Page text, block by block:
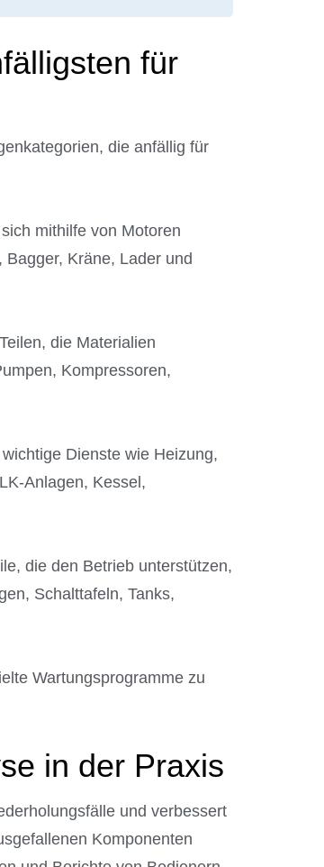
für
die anfällig für
mithilfe von Motoren
Kräne, Lader und
die Materialien
Kompressoren,
Dienste wie Heizung,
Anlagen, Kessel,
die den Betrieb unterstützen,
Schalttafeln, Tanks,
Wartungsprogramme zu
in der Praxis
und verbessert
Komponenten